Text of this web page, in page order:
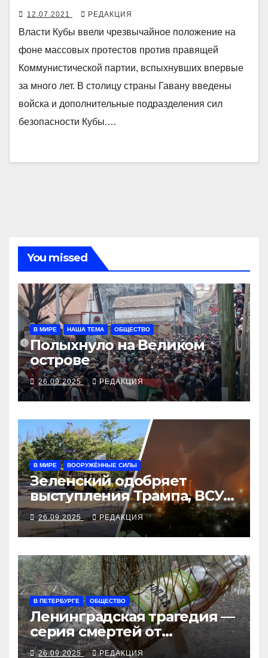
12.07.2021 РЕДАКЦИЯ
Власти Кубы ввели чрезвычайное положение на
фоне массовых протестов против правящей
Коммунистической партии, вспыхнувших впервые
за много лет. В столицу страны Гавану введены
войска и дополнительные подразделения сил
безопасности Кубы.…
You missed
В МИРЕ НАША ТЕМА ОБЩЕСТВО
Полыхнуло на Великом
острове
26.09.2025 РЕДАКЦИЯ
В МИРЕ ВООРУЖЁННЫЕ СИЛЫ
Зеленский одобряет
выступления Трампа, ВСУ
закрыли Добропольский
рубеж
26.09.2025 РЕДАКЦИЯ
В ПЕТЕРБУРГЕ ОБЩЕСТВО
Ленинградская трагедия —
серия смертей от
алкосуррогата
26.09.2025 РЕДАКЦИЯ